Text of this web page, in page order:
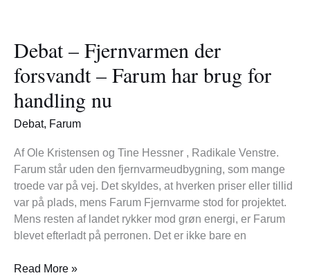
Debat – Fjernvarmen der
forsvandt – Farum har brug for
handling nu
Debat, Farum
Af Ole Kristensen og Tine Hessner , Radikale Venstre.
Farum står uden den fjernvarmeudbygning, som mange
troede var på vej. Det skyldes, at hverken priser eller tillid
var på plads, mens Farum Fjernvarme stod for projektet.
Mens resten af landet rykker mod grøn energi, er Farum
blevet efterladt på perronen. Det er ikke bare en
Fjernvarmen
der
forsvandt
–
Farum
har
for
handling
nu
Read More »